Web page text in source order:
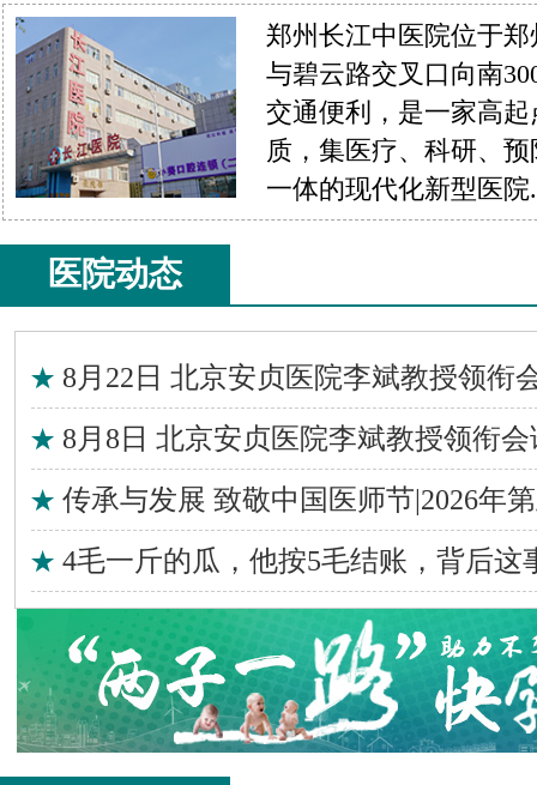
郑州长江中医院位于
与碧云路交叉口向南
交通便利，是一家高
质，集医疗、科研、
一体的现代化新型医院
医院动态
8月22日 北京安贞医院李斌教授领衔
8月8日 北京安贞医院李斌教授领衔
传承与发展 致敬中国医师节|2026年
4毛一斤的瓜，他按5毛结账，背后这